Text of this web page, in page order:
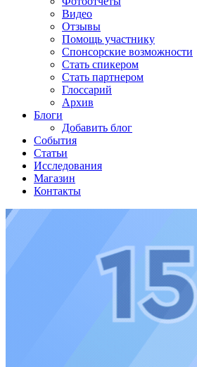
Видео
Отзывы
Помощь участнику
Спонсорские возможности
Стать спикером
Стать партнером
Глоссарий
Архив
Блоги
Добавить блог
События
Статьи
Исследования
Магазин
Контакты